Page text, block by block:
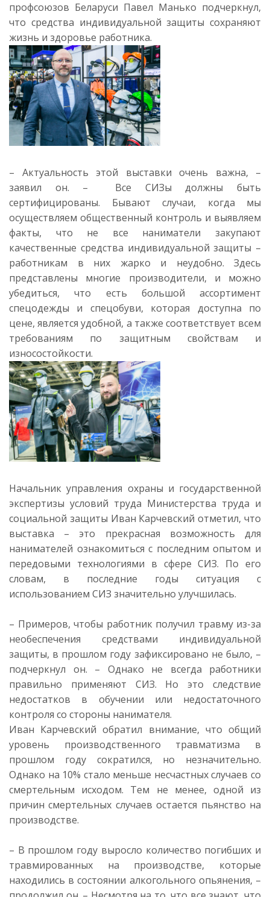
профсоюзов Беларуси Павел Манько подчеркнул,
что средства индивидуальной защиты сохраняют
жизнь и здоровье работника.
– Актуальность этой выставки очень важна, –
заявил он. – Все СИЗы должны быть
сертифицированы. Бывают случаи, когда мы
осуществляем общественный контроль и выявляем
факты, что не все наниматели закупают
качественные средства индивидуальной защиты –
работникам в них жарко и неудобно. Здесь
представлены многие производители, и можно
убедиться, что есть большой ассортимент
спецодежды и спецобуви, которая доступна по
цене, является удобной, а также соответствует всем
требованиям по защитным свойствам и
износостойкости.
Начальник управления охраны и государственной
экспертизы условий труда Министерства труда и
социальной защиты Иван Карчевский отметил, что
выставка – это прекрасная возможность для
нанимателей ознакомиться с последним опытом и
передовыми технологиями в сфере СИЗ. По его
словам, в последние годы ситуация с
использованием СИЗ значительно улучшилась.
– Примеров, чтобы работник получил травму из-за
необеспечения средствами индивидуальной
защиты, в прошлом году зафиксировано не было, –
подчеркнул он. – Однако не всегда работники
правильно применяют СИЗ. Но это следствие
недостатков в обучении или недостаточного
контроля со стороны нанимателя.
Иван Карчевский обратил внимание, что общий
уровень производственного травматизма в
прошлом году сократился, но незначительно.
Однако на 10% стало меньше несчастных случаев со
смертельным исходом. Тем не менее, одной из
причин смертельных случаев остается пьянство на
производстве.
– В прошлом году выросло количество погибших и
травмированных на производстве, которые
находились в состоянии алкогольного опьянения, –